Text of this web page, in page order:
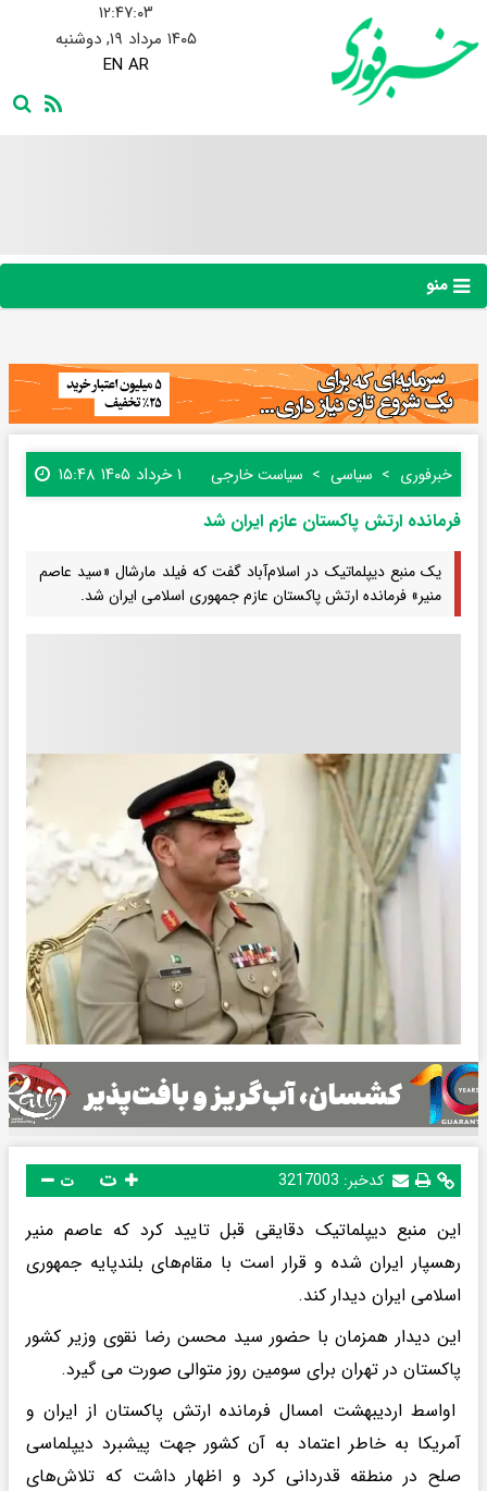
۱۲:۴۷:۰۴
۱۴۰۵ مرداد ۱۹, دوشنبه
EN AR
منو
خبرفوری سیاسی سیاست خارجی ۱ خرداد ۱۴۰۵ ۱۵:۴۸
فرمانده ارتش پاکستان عازم ایران شد
یک منبع دیپلماتیک در اسلام‌آباد گفت که فیلد مارشال «سید عاصم
منیر» فرمانده ارتش پاکستان عازم جمهوری اسلامی ایران شد.
کدخبر: 3217003 ت
این منبع دیپلماتیک دقایقی قبل تایید کرد که عاصم منیر
رهسپار ایران شده و قرار است با مقام‌های بلندپایه جمهوری
اسلامی ایران دیدار کند.‌
این دیدار همزمان با حضور سید محسن رضا نقوی وزیر کشور
پاکستان در تهران برای سومین روز متوالی صورت می گیرد.
اواسط اردیبهشت امسال فرمانده ارتش پاکستان از ایران و
آمریکا به خاطر اعتماد به آن کشور جهت پیشبرد دیپلماسی
صلح در منطقه قدردانی کرد و اظهار داشت که تلاش‌های